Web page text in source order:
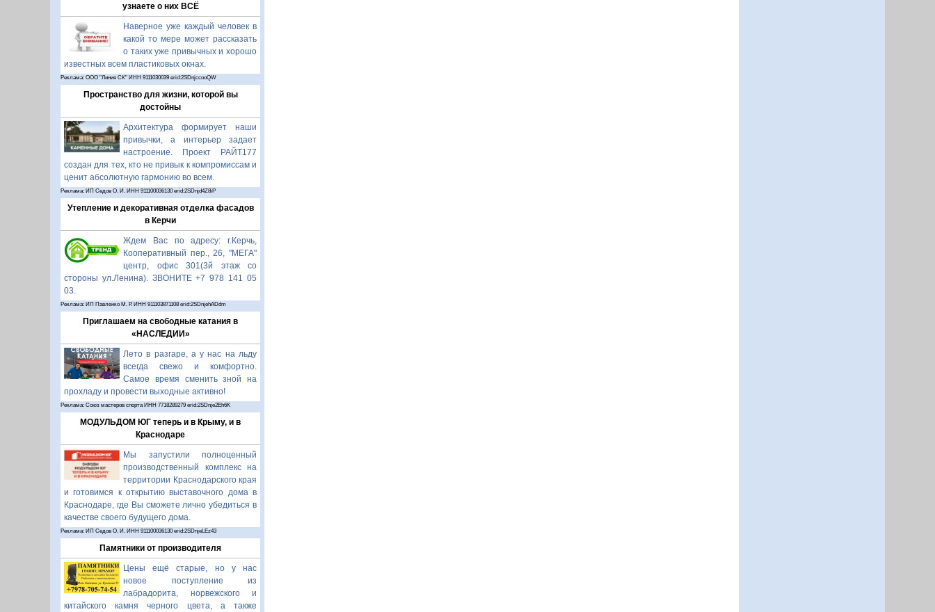
узнаете о них ВСЁ
Наверное уже каждый человек в
какой то мере может рассказать
о таких уже привычных и хорошо
известных всем пластиковых окнах.
Реклама: ООО "Линия СК" ИНН 9111030039 erid:2SDnjccooQW
Пространство для жизни, которой вы
достойны
Архитектура формирует наши
привычки, а интерьер задает
настроение. Проект РАЙТ177
создан для тех, кто не привык к компромиссам и
ценит абсолютную гармонию во всем.
Реклама: ИП Седов О. И. ИНН 911100036130 erid:2SDnjd4Z8iP
Утепление и декоративная отделка фасадов
в Керчи
Ждем Вас по адресу: г.Керчь,
Кооперативный пер., 26, "МЕГА"
центр, офис 301(3й этаж со
стороны ул.Ленина). ЗВОНИТЕ +7 978 141 05
03.
Реклама: ИП Павленко М. Р. ИНН 911103871108 erid:2SDnjehADdm
Приглашаем на свободные катания в
«НАСЛЕДИИ»
Лето в разгаре, а у нас на льду
всегда свежо и комфортно.
Самое время сменить зной на
прохладу и провести выходные активно!
Реклама: Союз мастеров спорта ИНН 7718289279 erid:2SDnje2Eh6K
МОДУЛЬДОМ ЮГ теперь и в Крыму, и в
Краснодаре
Мы запустили полноценный
производственный комплекс на
территории Краснодарского края
и готовимся к открытию выставочного дома в
Краснодаре, где Вы сможете лично убедиться в
качестве своего будущего дома.
Реклама: ИП Седов О. И. ИНН 911100036130 erid:2SDnjeLEz43
Памятники от производителя
Цены ещё старые, но у нас
новое поступление из
лабрадорита, норвежского и
китайского камня черного цвета, а также